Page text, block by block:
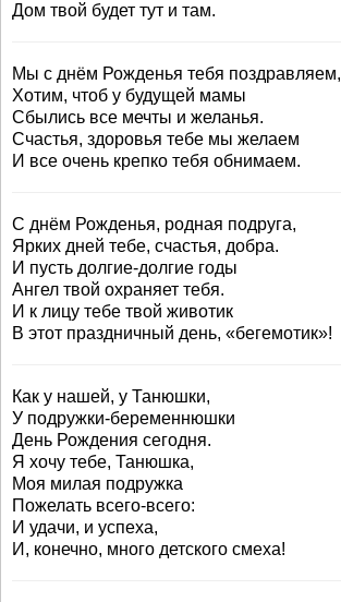
Дом твой будет тут и там.
Мы с днём Рожденья тебя поздравляем,
Хотим, чтоб у будущей мамы
Сбылись все мечты и желанья.
Счастья, здоровья тебе мы желаем
И все очень крепко тебя обнимаем.
С днём Рожденья, родная подруга,
Ярких дней тебе, счастья, добра.
И пусть долгие-долгие годы
Ангел твой охраняет тебя.
И к лицу тебе твой животик
В этот праздничный день, «бегемотик»!
Как у нашей, у Танюшки,
У подружки-беременнюшки
День Рождения сегодня.
Я хочу тебе, Танюшка,
Моя милая подружка
Пожелать всего-всего:
И удачи, и успеха,
И, конечно, много детского смеха!